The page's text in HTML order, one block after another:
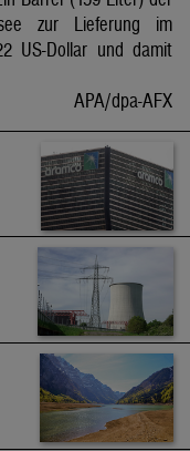
zur Lieferung im
US-Dollar und damit
APA/dpa-AFX